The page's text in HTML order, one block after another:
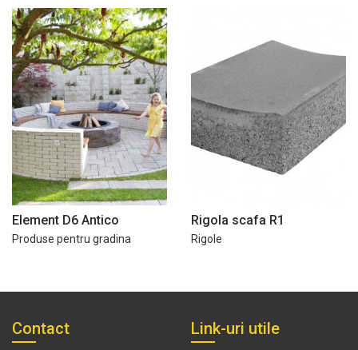
Element D6 Antico
Produse pentru gradina
Rigola scafa R1
Rigole
Contact Link-uri utile